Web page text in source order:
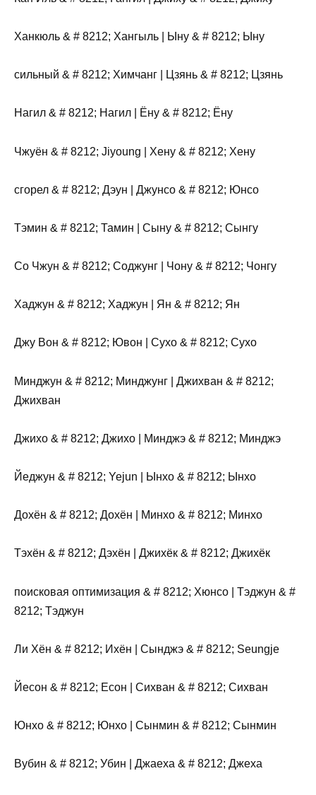
Ханкюль & # 8212; Хангыль | Ыну & # 8212; Ыну
сильный & # 8212; Химчанг | Цзянь & # 8212; Цзянь
Нагил & # 8212; Нагил | Ёну & # 8212; Ёну
Чжуён & # 8212; Jiyoung | Хену & # 8212; Хену
сгорел & # 8212; Дэун | Джунсо & # 8212; Юнсо
Тэмин & # 8212; Тамин | Сыну & # 8212; Сынгу
Со Чжун & # 8212; Соджунг | Чону & # 8212; Чонгу
Хаджун & # 8212; Хаджун | Ян & # 8212; Ян
Джу Вон & # 8212; Ювон | Сухо & # 8212; Сухо
Минджун & # 8212; Минджунг | Джихван & # 8212;
Джихван
Джихо & # 8212; Джихо | Минджэ & # 8212; Минджэ
Йеджун & # 8212; Yejun | Ынхо & # 8212; Ынхо
Дохён & # 8212; Дохён | Минхо & # 8212; Минхо
Тэхён & # 8212; Дэхён | Джихёк & # 8212; Джихёк
поисковая оптимизация & # 8212; Хюнсо | Тэджун & #
8212; Тэджун
Ли Хён & # 8212; Ихён | Сынджэ & # 8212; Seungje
Йесон & # 8212; Есон | Сихван & # 8212; Сихван
Юнхо & # 8212; Юнхо | Сынмин & # 8212; Сынмин
Вубин & # 8212; Убин | Джаеха & # 8212; Джеха